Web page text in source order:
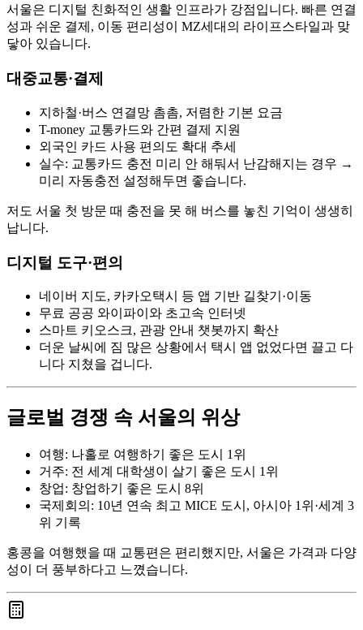
서울은 디지털 친화적인 생활 인프라가 강점입니다. 빠른 연결
성과 쉬운 결제, 이동 편리성이 MZ세대의 라이프스타일과 맞
닿아 있습니다.
대중교통·결제
지하철·버스 연결망 촘촘, 저렴한 기본 요금
T-money 교통카드와 간편 결제 지원
외국인 카드 사용 편의도 확대 추세
실수: 교통카드 충전 미리 안 해둬서 난감해지는 경우 →
미리 자동충전 설정해두면 좋습니다.
저도 서울 첫 방문 때 충전을 못 해 버스를 놓친 기억이 생생히
납니다.
디지털 도구·편의
네이버 지도, 카카오택시 등 앱 기반 길찾기·이동
무료 공공 와이파이와 초고속 인터넷
스마트 키오스크, 관광 안내 챗봇까지 확산
더운 날씨에 짐 많은 상황에서 택시 앱 없었다면 끌고 다
니다 지쳤을 겁니다.
글로벌 경쟁 속 서울의 위상
여행: 나홀로 여행하기 좋은 도시 1위
거주: 전 세계 대학생이 살기 좋은 도시 1위
창업: 창업하기 좋은 도시 8위
국제회의: 10년 연속 최고 MICE 도시, 아시아 1위·세계 3
위 기록
홍콩을 여행했을 때 교통편은 편리했지만, 서울은 가격과 다양
성이 더 풍부하다고 느꼈습니다.